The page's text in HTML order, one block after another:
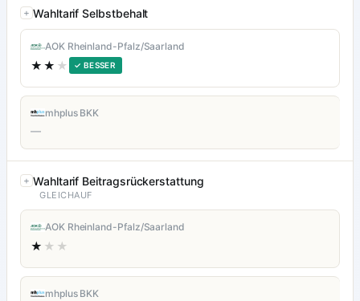
Wahltarif Selbstbehalt
AOK Rheinland-Pfalz/Saarland
★★ ★ ✓ BESSER
mhplus BKK
—
Wahltarif Beitragsrückerstattung
GLEICHAUF
AOK Rheinland-Pfalz/Saarland
★ ★★
mhplus BKK